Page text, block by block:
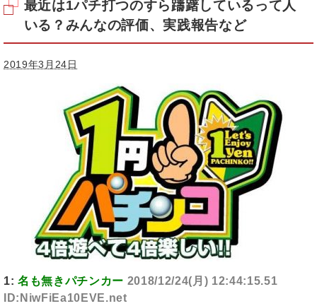
最近は1パチ打つのすら躊躇しているって人
いる？みんなの評価、実践報告など
2019年3月24日
1: 名も無きパチンカー 2018/12/24(月) 12:44:15.51
ID:NiwFiEa10EVE.net